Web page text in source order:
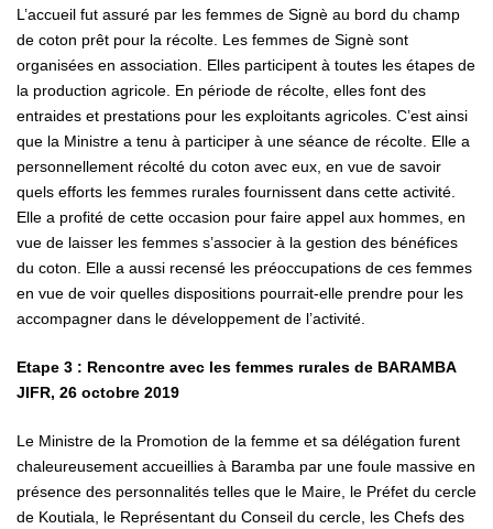
L’accueil fut assuré par les femmes de Signè au bord du champ
de coton prêt pour la récolte. Les femmes de Signè sont
organisées en association. Elles participent à toutes les étapes de
la production agricole. En période de récolte, elles font des
entraides et prestations pour les exploitants agricoles. C’est ainsi
que la Ministre a tenu à participer à une séance de récolte. Elle a
personnellement récolté du coton avec eux, en vue de savoir
quels efforts les femmes rurales fournissent dans cette activité.
Elle a profité de cette occasion pour faire appel aux hommes, en
vue de laisser les femmes s’associer à la gestion des bénéfices
du coton. Elle a aussi recensé les préoccupations de ces femmes
en vue de voir quelles dispositions pourrait-elle prendre pour les
accompagner dans le développement de l’activité.
Etape 3 : Rencontre avec les femmes rurales de BARAMBA
JIFR, 26 octobre 2019
Le Ministre de la Promotion de la femme et sa délégation furent
chaleureusement accueillies à Baramba par une foule massive en
présence des personnalités telles que le Maire, le Préfet du cercle
de Koutiala, le Représentant du Conseil du cercle, les Chefs des